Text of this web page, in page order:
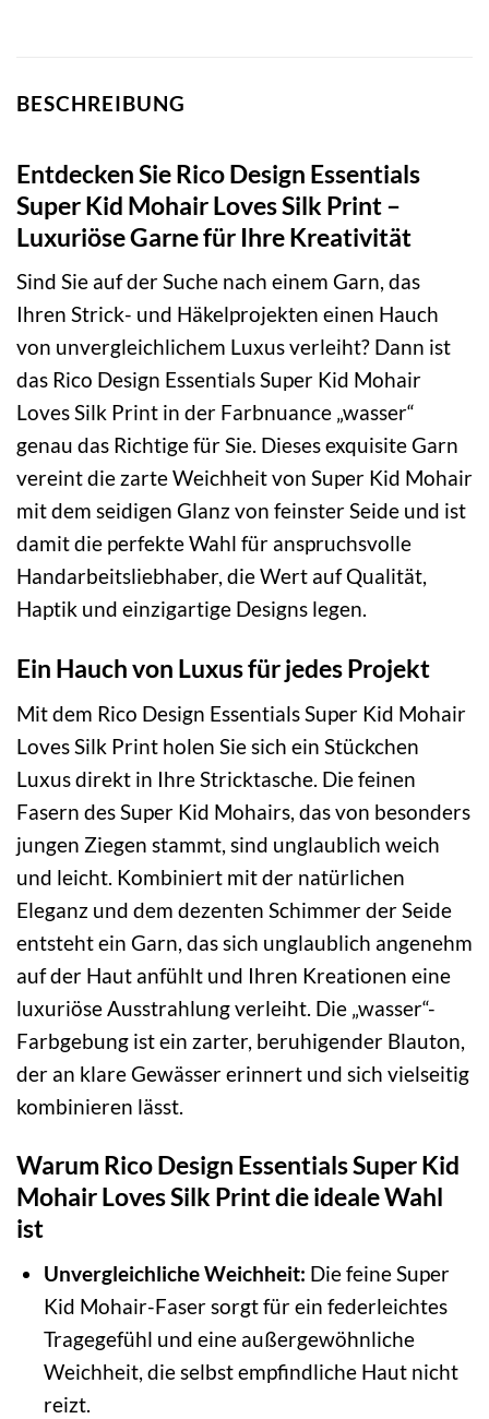
BESCHREIBUNG
Entdecken Sie Rico Design Essentials
Super Kid Mohair Loves Silk Print –
Luxuriöse Garne für Ihre Kreativität
Sind Sie auf der Suche nach einem Garn, das
Ihren Strick- und Häkelprojekten einen Hauch
von unvergleichlichem Luxus verleiht? Dann ist
das Rico Design Essentials Super Kid Mohair
Loves Silk Print in der Farbnuance „wasser“
genau das Richtige für Sie. Dieses exquisite Garn
vereint die zarte Weichheit von Super Kid Mohair
mit dem seidigen Glanz von feinster Seide und ist
damit die perfekte Wahl für anspruchsvolle
Handarbeitsliebhaber, die Wert auf Qualität,
Haptik und einzigartige Designs legen.
Ein Hauch von Luxus für jedes Projekt
Mit dem Rico Design Essentials Super Kid Mohair
Loves Silk Print holen Sie sich ein Stückchen
Luxus direkt in Ihre Stricktasche. Die feinen
Fasern des Super Kid Mohairs, das von besonders
jungen Ziegen stammt, sind unglaublich weich
und leicht. Kombiniert mit der natürlichen
Eleganz und dem dezenten Schimmer der Seide
entsteht ein Garn, das sich unglaublich angenehm
auf der Haut anfühlt und Ihren Kreationen eine
luxuriöse Ausstrahlung verleiht. Die „wasser“-
Farbgebung ist ein zarter, beruhigender Blauton,
der an klare Gewässer erinnert und sich vielseitig
kombinieren lässt.
Warum Rico Design Essentials Super Kid
Mohair Loves Silk Print die ideale Wahl
ist
Unvergleichliche Weichheit: Die feine Super
Kid Mohair-Faser sorgt für ein federleichtes
Tragegefühl und eine außergewöhnliche
Weichheit, die selbst empfindliche Haut nicht
reizt.